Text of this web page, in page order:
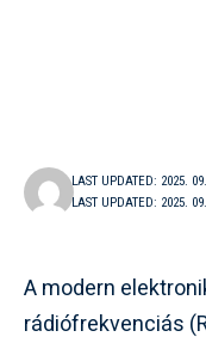
LAST UPDATED: 2025.
LAST UPDATED: 2025.
A modern
rádiófrekvenciás